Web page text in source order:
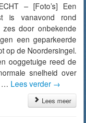
– [Foto’s] Een
is vanavond rond
zes door onbekende
een geparkeerde
op de Noordersingel.
ooggetuige reed de
snelheid over
… Lees verder →
Lees meer